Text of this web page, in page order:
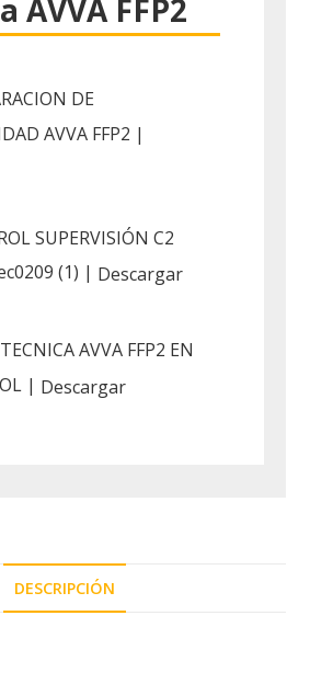
AVVA FFP2
DE
AVVA FFP2 |
SUPERVISIÓN C2
(1) | Descargar
AVVA FFP2 EN
| Descargar
DESCRIPCIÓN